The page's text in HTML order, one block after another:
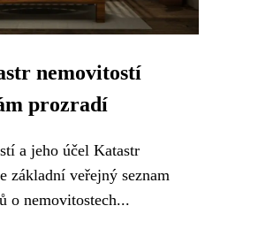
nemovitostí
prozradí
a jeho účel Katastr
základní veřejný seznam
o nemovitostech...